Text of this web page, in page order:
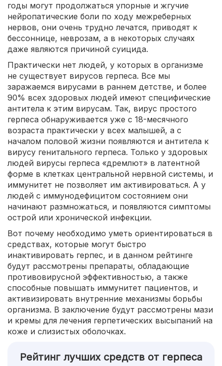
годы могут продолжаться упорные и жгучие
нейропатические боли по ходу межреберных
нервов, они очень трудно лечатся, приводят к
бессоннице, неврозам, а в некоторых случаях
даже являются причиной суицида.
Практически нет людей, у которых в организме
не существует вирусов герпеса. Все мы
заражаемся вирусами в раннем детстве, и более
90% всех здоровых людей имеют специфические
антитела к этим вирусам. Так, вирус простого
герпеса обнаруживается уже с 18-месячного
возраста практически у всех малышей, а с
началом половой жизни появляются и антитела к
вирусу генитального герпеса. Только у здоровых
людей вирусы герпеса «дремлют» в латентной
форме в клетках центральной нервной системы, и
иммунитет не позволяет им активироваться. А у
людей с иммунодефицитом состоянием они
начинают размножаться, и появляются симптомы
острой или хронической инфекции.
Вот почему необходимо уметь ориентироваться в
средствах, которые могут быстро
инактивировать герпес, и в данном рейтинге
будут рассмотрены препараты, обладающие
противовирусной эффективностью, а также
способные повышать иммунитет пациентов, и
активизировать внутренние механизмы борьбы
организма. В заключение будут рассмотрены мази
и кремы для лечения герпетических высыпаний на
коже и слизистых оболочках.
Рейтинг лучших средств от герпеса